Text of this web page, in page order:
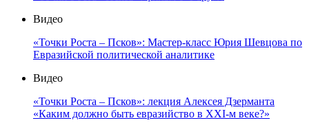
Видео
«Точки Роста – Псков»: Мастер-класс Юрия Шевцова по
Евразийской политической аналитике
Видео
«Точки Роста – Псков»: лекция Алексея Дзерманта
«Каким должно быть евразийство в XXI-м веке?»